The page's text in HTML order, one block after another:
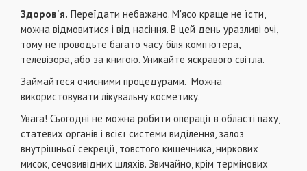
Здоров'я. Переїдати небажано. М'ясо краще не їсти,
можна відмовитися і від насіння. В цей день уразливі очі,
тому не проводьте багато часу біля комп'ютера,
телевізора, або за книгою. Уникайте яскравого світла.
Займайтеся очисними процедурами. Можна
використовувати лікувальну косметику.
Увага! Сьогодні не можна робити операції в області паху,
статевих органів і всієї системи виділення, залоз
внутрішньої секреції, товстого кишечника, ниркових
мисок, сечовивідних шляхів. Звичайно, крім термінових